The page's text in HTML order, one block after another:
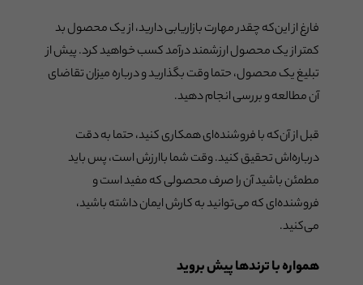
فارغ از این‌که چقدر مهارت بازاریابی دارید، از یک محصول بد
کمتر از یک محصول ارزشمند درآمد کسب خواهید کرد. پیش از
تبلیغ یک محصول، حتما وقت بگذارید و درباره میزان تقاضای
آن مطالعه و بررسی انجام دهید.
قبل از آن‌که با فروشنده‌ای همکاری کنید، حتما به دقت
درباره‌اش تحقیق کنید. وقت شما باارزش است، پس باید
مطمئن باشید آن را صرف محصولی که مفید است و
فروشنده‌ای که می‌توانید به کارش ایمان داشته باشید،
می‌کنید.
همواره با ترندها پیش بروید